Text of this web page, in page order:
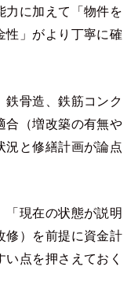
力に加えて「物件を
性」がより丁寧に確
鉄骨造、鉄筋コンク
合（増改築の有無や
況と修繕計画が論点
「現在の状態が説明
修）を前提に資金計
点を押さえておく